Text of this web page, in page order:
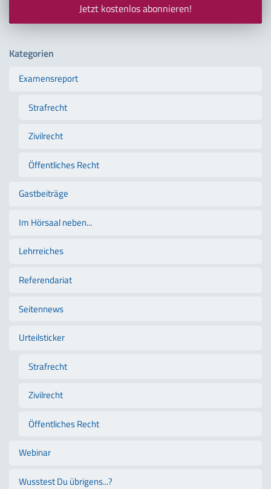
Jetzt kostenlos abonnieren!
Kategorien
Examensreport
Strafrecht
Zivilrecht
Öffentliches Recht
Gastbeiträge
Im Hörsaal neben...
Lehrreiches
Referendariat
Seitennews
Urteilsticker
Strafrecht
Zivilrecht
Öffentliches Recht
Webinar
Wusstest Du übrigens...?